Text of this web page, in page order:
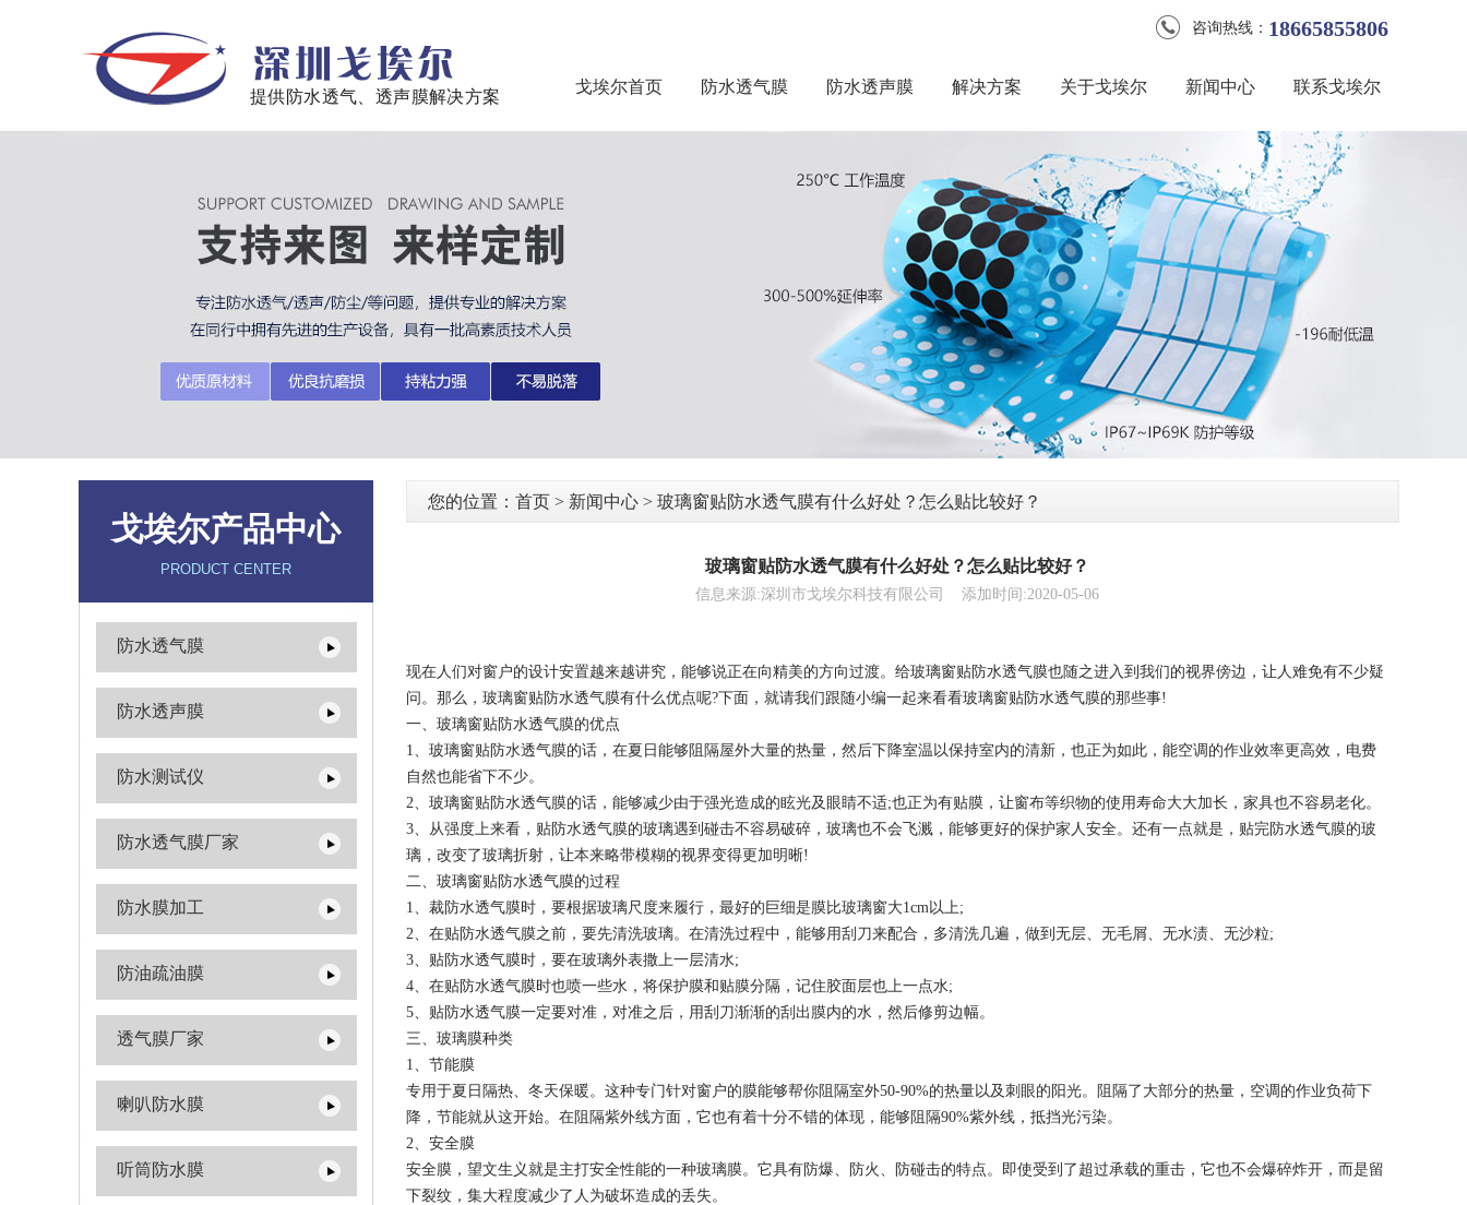
提供防水透气、透声膜解决方案
18665855806
咨询热线：
戈埃尔首页 防水透气膜 防水透声膜 解决方案 关于戈埃尔 新闻中心 联系戈埃尔
戈埃尔产品中心
PRODUCT CENTER
防水透气膜
防水透声膜
防水测试仪
防水透气膜厂家
防水膜加工
防油疏油膜
透气膜厂家
喇叭防水膜
听筒防水膜
您的位置： 首页 > 新闻中心 > 玻璃窗贴防水透气膜有什么好处？怎么贴比较好？
玻璃窗贴防水透气膜有什么好处？怎么贴比较好？
信息来源:深圳市戈埃尔科技有限公司 添加时间:2020-05-06
现在人们对窗户的设计安置越来越讲究，能够说正在向精美的方向过渡。给玻璃窗贴防水透气膜也随之进入到我们的视界傍边，让人难免有不少疑
问。那么，玻璃窗贴防水透气膜有什么优点呢?下面，就请我们跟随小编一起来看看玻璃窗贴防水透气膜的那些事!
一、玻璃窗贴防水透气膜的优点
1、玻璃窗贴防水透气膜的话，在夏日能够阻隔屋外大量的热量，然后下降室温以保持室内的清新，也正为如此，能空调的作业效率更高效，电费
自然也能省下不少。
2、玻璃窗贴防水透气膜的话，能够减少由于强光造成的眩光及眼睛不适;也正为有贴膜，让窗布等织物的使用寿命大大加长，家具也不容易老化。
3、从强度上来看，贴防水透气膜的玻璃遇到碰击不容易破碎，玻璃也不会飞溅，能够更好的保护家人安全。还有一点就是，贴完防水透气膜的玻
璃，改变了玻璃折射，让本来略带模糊的视界变得更加明晰!
二、玻璃窗贴防水透气膜的过程
1、裁防水透气膜时，要根据玻璃尺度来履行，最好的巨细是膜比玻璃窗大1cm以上;
2、在贴防水透气膜之前，要先清洗玻璃。在清洗过程中，能够用刮刀来配合，多清洗几遍，做到无层、无毛屑、无水渍、无沙粒;
3、贴防水透气膜时，要在玻璃外表撒上一层清水;
4、在贴防水透气膜时也喷一些水，将保护膜和贴膜分隔，记住胶面层也上一点水;
5、贴防水透气膜一定要对准，对准之后，用刮刀渐渐的刮出膜内的水，然后修剪边幅。
三、玻璃膜种类
1、节能膜
专用于夏日隔热、冬天保暖。这种专门针对窗户的膜能够帮你阻隔室外50-90%的热量以及刺眼的阳光。阻隔了大部分的热量，空调的作业负荷下
降，节能就从这开始。在阻隔紫外线方面，它也有着十分不错的体现，能够阻隔90%紫外线，抵挡光污染。
2、安全膜
安全膜，望文生义就是主打安全性能的一种玻璃膜。它具有防爆、防火、防碰击的特点。即使受到了超过承载的重击，它也不会爆碎炸开，而是留
下裂纹，集大程度减少了人为破坏造成的丢失。